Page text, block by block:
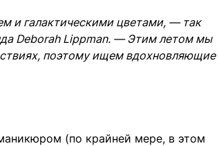
и галактическими цветами, — так
Deborah Lippman. — Этим летом мы
поэтому ищем вдохновляющие
(по крайней мере, в этом